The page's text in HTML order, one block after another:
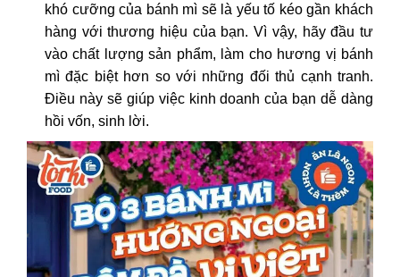
khó cưỡng của bánh mì sẽ là yếu tố kéo gần khách
hàng với thương hiệu của bạn. Vì vậy, hãy đầu tư
vào chất lượng sản phẩm, làm cho hương vị bánh
mì đặc biệt hơn so với những đối thủ cạnh tranh.
Điều này sẽ giúp việc kinh doanh của bạn dễ dàng
hồi vốn, sinh lời.